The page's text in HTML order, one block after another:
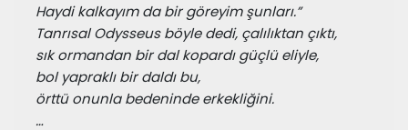
Haydi kalkayım da bir göreyim şunları.”
Tanrısal Odysseus böyle dedi, çalılıktan çıktı,
sık ormandan bir dal kopardı güçlü eliyle,
bol yapraklı bir daldı bu,
örttü onunla bedeninde erkekliğini.
…